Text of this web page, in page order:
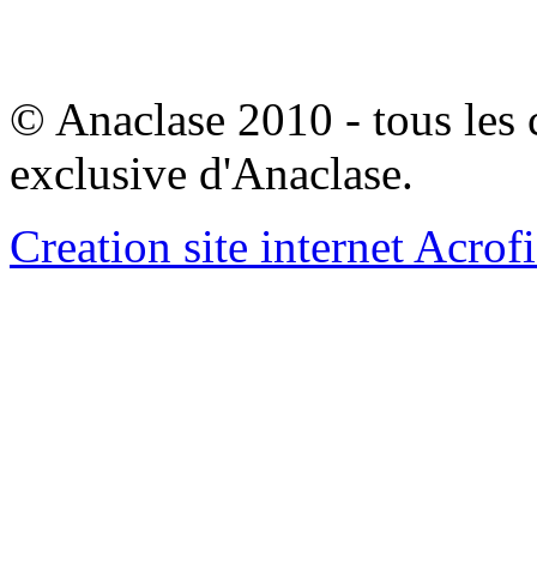
© Anaclase 2010 - tous les
exclusive d'Anaclase.
Creation site internet